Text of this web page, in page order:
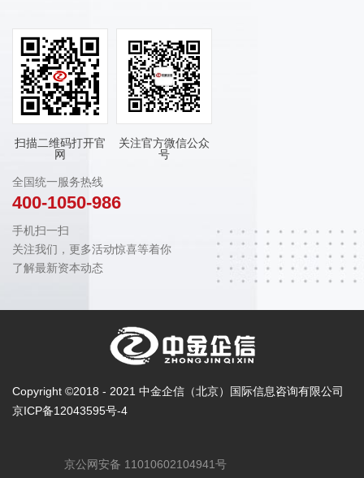
扫描二维码打开官
网
关注官方微信公众
号
全国统一服务热线
400-1050-986
手机扫一扫
关注我们，更多活动惊喜等着你
了解最新资本动态
Copyright ©2018 - 2021 中金企信（北京）国际信息咨询有限公司
京ICP备12043595号-4
京公网安备 11010602104941号